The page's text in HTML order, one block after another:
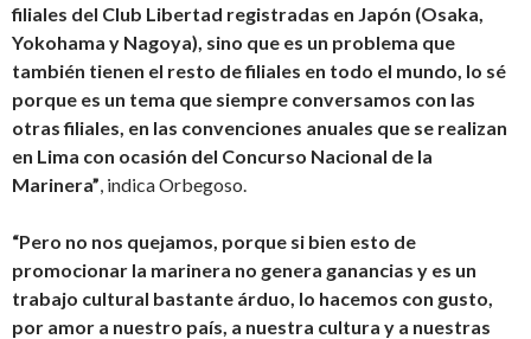
filiales del Club Libertad registradas en Japón (Osaka,
Yokohama y Nagoya), sino que es un problema que
también tienen el resto de filiales en todo el mundo, lo sé
porque es un tema que siempre conversamos con las
otras filiales, en las convenciones anuales que se realizan
en Lima con ocasión del Concurso Nacional de la
Marinera” , indica Orbegoso.
“Pero no nos quejamos, porque si bien esto de
promocionar la marinera no genera ganancias y es un
trabajo cultural bastante árduo, lo hacemos con gusto,
por amor a nuestro país, a nuestra cultura y a nuestras